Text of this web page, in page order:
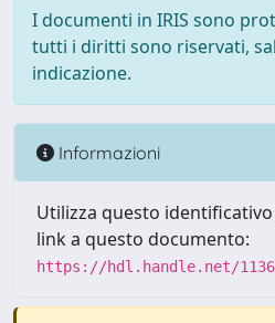
I documenti in IRIS sono
tutti i diritti sono riservati,
indicazione.
Informazioni
Utilizza questo
link a questo documento:
https://hdl.handle.net/